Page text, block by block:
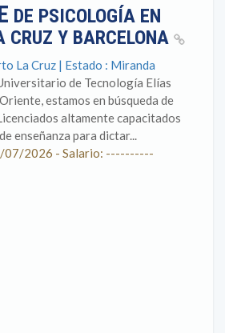
DE PSICOLOGÍA EN
CRUZ Y BARCELONA
La Cruz | Estado : Miranda
de Tecnología Elías
estamos en búsqueda de
altamente capacitados
enseñanza para dictar...
07/2026 - Salario: ----------